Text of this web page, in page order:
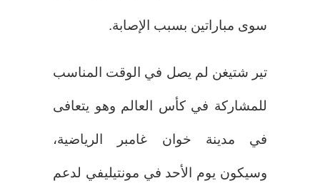
سوى مباراتين بسبب الإصابة.
تير شتيغن لم يصل في الوقت المناسب
للمشاركة في كأس العالم وهو يتعافى
في مدينة خوان غامبر الرياضية،
وسيكون يوم الأحد في مونتيليفي لدعم